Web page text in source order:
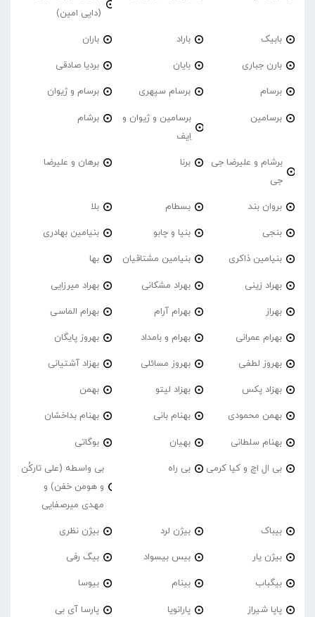
(دایی امین)
بابیک باراد باران
بارن جباری بایان بردیا صادقی
برسام برسام سپهری برسام و ژیوان
برسامین
برسامین و ژیوان و
اِیف
برشام
برشام و علیرضا جی
جی
برنا برهان و علیرضا
بروان بند بسطام بلا
بنجی بنیا و چابو بنیامین بهادری
بنیامین ذاکری بنیامین مشتاقیان بها
بهراد زینی بهراد مشکانی بهراد میرزایی
بهراز بهرام آرام بهرام الماسی
بهرام عمرانی بهرام و بامداد بهروز پایگان
بهروز لطفی بهروز مسائلی بهزاد آشتیانی
بهزاد پکس بهزاد لیتو بهمن
بهمن محمودی بهنام بانی بهنام بداخشان
بهنام سلطانی بهیان بوگاتی
بی ال اچ و کیا کرمی بی راه
بی واسطه (علی تارکُن
و هومن خفن) و
مهدی میرصفایی
بیباک بیژن لرد بیژن نظری
بیژن یار بیس بیسواد بیگ رفی
بیگباب بینام بیوسا
پاپا شیراز پارانویا پارسا آی بی